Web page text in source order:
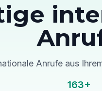
Anrufe aus
163+